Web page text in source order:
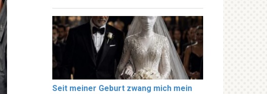
Seit meiner Geburt zwang mich mein